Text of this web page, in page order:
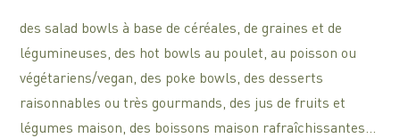
des salad bowls à base de céréales, de graines et de
légumineuses, des hot bowls au poulet, au poisson ou
végétariens/vegan, des poke bowls, des desserts
raisonnables ou très gourmands, des jus de fruits et
légumes maison, des boissons maison rafraîchissantes…